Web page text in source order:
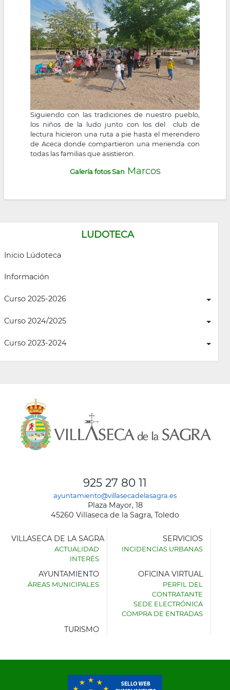
navegación
LUDOTECA
Inicio Lúdoteca
Información
Curso 2025-2026
Curso 2024/2025
Curso 2023-2024
Siguiendo con las tradiciones de nuestro pueblo,
los niños de la ludo junto con los del club de
lectura hicieron una ruta a pie hasta el merendero
de Aceca donde compartieron una merienda con
todas las familias que asistieron.
Galería fotos San Marcos
925 27 80 11
ayuntamiento@villasecadelasagra.es
Plaza Mayor, 18
45260 Villaseca de la Sagra, Toledo
AYUNTAMIENTO
VILLASECA DE LA SAGRA
ACTUALIDAD
INTERÉS
SERVICIOS
INCIDENCIAS URBANAS
AYUNTAMIENTO
ÁREAS MUNICIPALES
OFICINA VIRTUAL
PERFIL DEL
CONTRATANTE
SEDE ELECTRÓNICA
COMPRA DE ENTRADAS
TURISMO